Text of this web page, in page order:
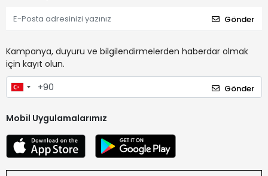
Gönder
Kampanya, duyuru ve bilgilendirmelerden haberdar olmak
için kayıt olun.
Gönder
Mobil Uygulamalarımız